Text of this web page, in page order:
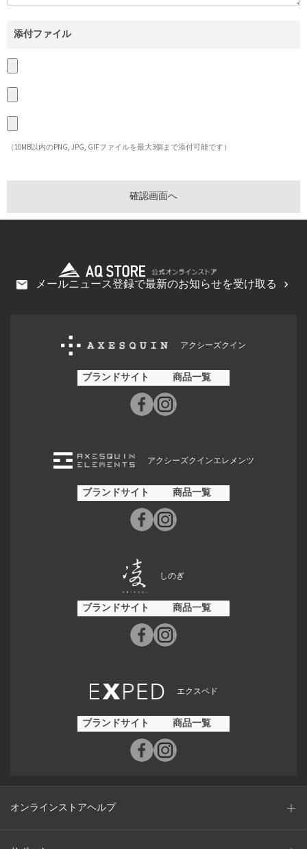
添付ファイル
（10MB以内のPNG, JPG, GIFファイルを最大3個まで添付可能です）
メールニュース登録で最新のお知らせを受け取る
アクシーズクイン
ブランドサイト 商品一覧
アクシーズクインエレメンツ
ブランドサイト 商品一覧
しのぎ
ブランドサイト 商品一覧
エクスペド
ブランドサイト 商品一覧
オンラインストアヘルプ